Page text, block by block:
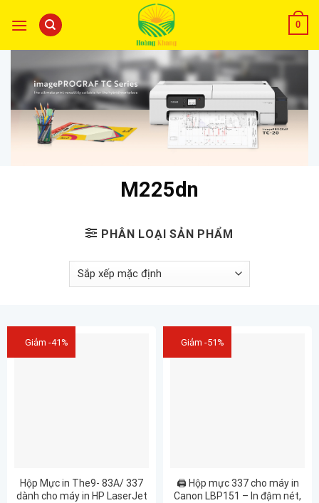
0
M225dn
PHÂN LOẠI SẢN PHẨM
Giảm -41%
Hộp Mực in The9- 83A/ 337
dành cho máy in HP LaserJet
Giảm -51%
🖨️ Hộp mực 337 cho máy in
Canon LBP151 – In đậm nét,